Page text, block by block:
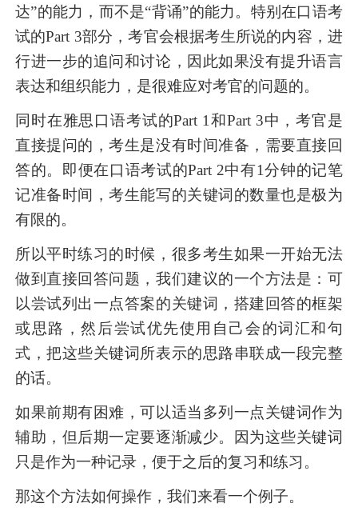
达”的能力，而不是“背诵”的能力。特别在口语考
试的Part 3部分，考官会根据考生所说的内容，进
行进一步的追问和讨论，因此如果没有提升语言
表达和组织能力，是很难应对考官的问题的。
同时在雅思口语考试的Part 1和Part 3中，考官是
直接提问的，考生是没有时间准备，需要直接回
答的。即便在口语考试的Part 2中有1分钟的记笔
记准备时间，考生能写的关键词的数量也是极为
有限的。
所以平时练习的时候，很多考生如果一开始无法
做到直接回答问题，我们建议的一个方法是：可
以尝试列出一点答案的关键词，搭建回答的框架
或思路，然后尝试优先使用自己会的词汇和句
式，把这些关键词所表示的思路串联成一段完整
的话。
如果前期有困难，可以适当多列一点关键词作为
辅助，但后期一定要逐渐减少。因为这些关键词
只是作为一种记录，便于之后的复习和练习。
那这个方法如何操作，我们来看一个例子。